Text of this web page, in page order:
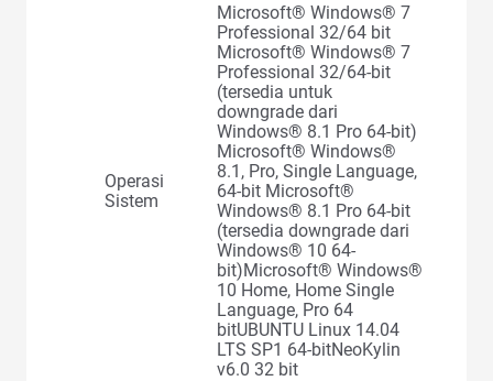
Operasi
Sistem
Microsoft® Windows® 7
Professional 32/64 bit
Microsoft® Windows® 7
Professional 32/64-bit
(tersedia untuk
downgrade dari
Windows® 8.1 Pro 64-bit)
Microsoft® Windows®
8.1, Pro, Single Language,
64-bit Microsoft®
Windows® 8.1 Pro 64-bit
(tersedia downgrade dari
Windows® 10 64-
bit)Microsoft® Windows®
10 Home, Home Single
Language, Pro 64
bitUBUNTU Linux 14.04
LTS SP1 64-bitNeoKylin
v6.0 32 bit